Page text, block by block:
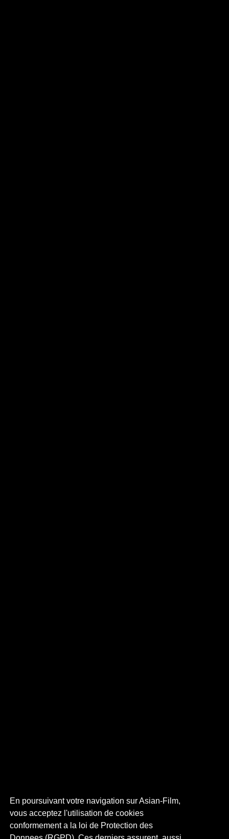
En poursuivant votre navigation sur Asian-Film,
vous acceptez l'utilisation de cookies
conformement a la loi de Protection des